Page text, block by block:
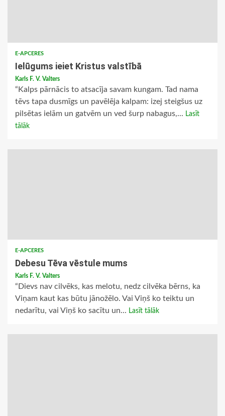
E-APCERES
Ielūgums ieiet Kristus valstībā
Karls F. V. Valters
“Kalps pārnācis to atsacīja savam kungam. Tad nama
tēvs tapa dusmīgs un pavēlēja kalpam: izej steigšus uz
pilsētas ielām un gatvēm un ved šurp nabagus,... Lasīt
tālāk
E-APCERES
Debesu Tēva vēstule mums
Karls F. V. Valters
“Dievs nav cilvēks, kas melotu, nedz cilvēka bērns, ka
Viņam kaut kas būtu jānožēlo. Vai Viņš ko teiktu un
nedarītu, vai Viņš ko sacītu un... Lasīt tālāk